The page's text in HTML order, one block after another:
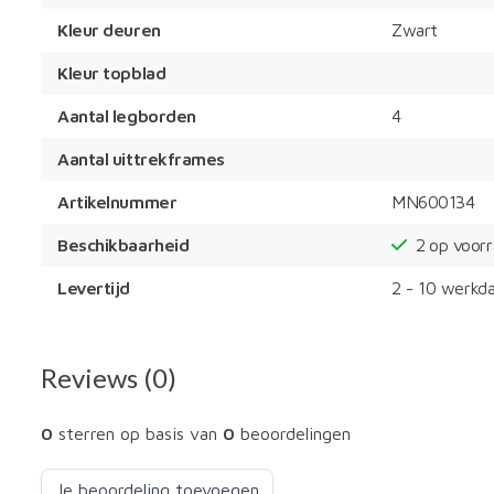
Kleur deuren Zwart
Kleur topblad
Aantal legborden 4
Aantal uittrekframes
Artikelnummer MN600134
Beschikbaarheid 2 op
Levertijd 2 - 10
Reviews (0)
0 sterren op basis van 0 beoordelingen
Je beoordeling toevoegen